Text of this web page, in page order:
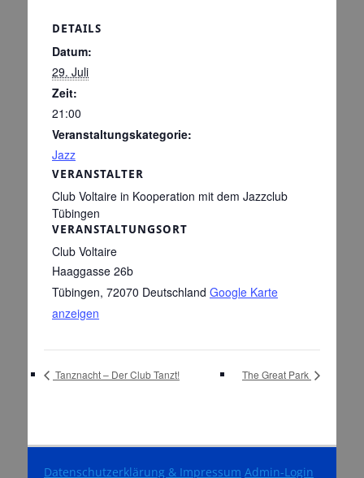
DETAILS
Datum:
29. Juli
Zeit:
21:00
Veranstaltungskategorie:
Jazz
VERANSTALTUNGSORT
Club Voltaire
Haaggasse 26b
Tübingen, 72070 Deutschland Google Karte
anzeigen
VERANSTALTER
Club Voltaire in Kooperation mit dem Jazzclub
Tübingen
Tanznacht – Der Club Tanzt! The Great Park
Datenschutzerklärung & Impressum Admin-Login